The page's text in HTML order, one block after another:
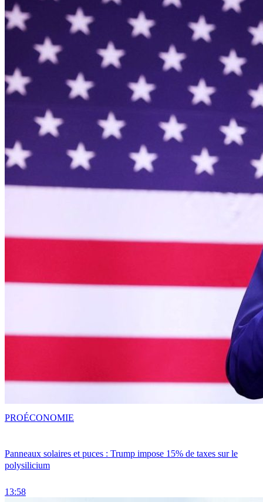
Panneaux solaires et puces : Trump impose 15% de taxes sur le
polysilicium
13:58
PROÉCONOMIE